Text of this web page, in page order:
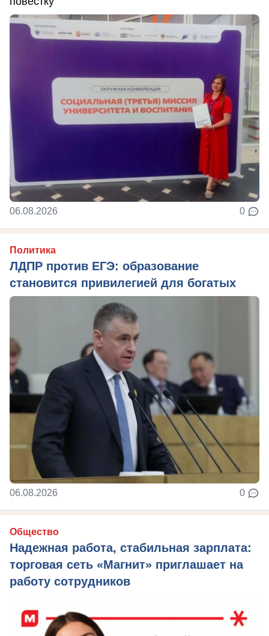
06.08.2026 0
Политика
ЛДПР против ЕГЭ: образование
становится привилегией для богатых
06.08.2026 0
Общество
Надежная работа, стабильная зарплата:
торговая сеть «Магнит» приглашает на
работу сотрудников